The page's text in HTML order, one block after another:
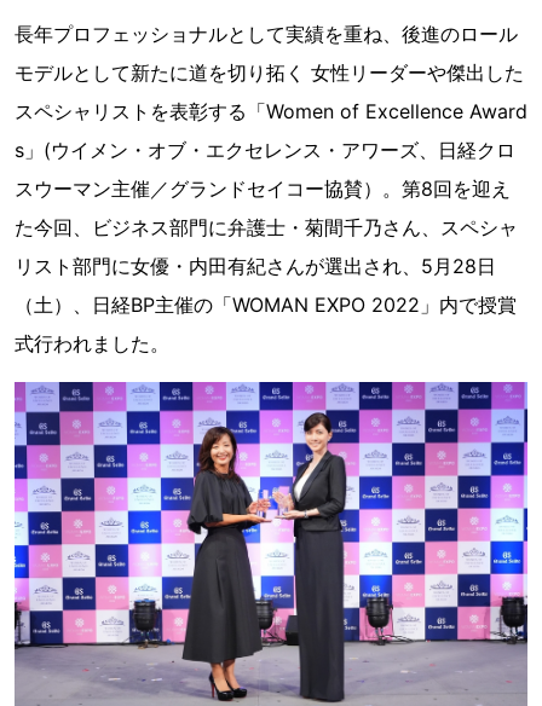
長年プロフェッショナルとして実績を重ね、後進のロール
モデルとして新たに道を切り拓く 女性リーダーや傑出した
スペシャリストを表彰する「Women of Excellence Award
s」(ウイメン・オブ・エクセレンス・アワーズ、日経クロ
スウーマン主催／グランドセイコー協賛）。第8回を迎え
た今回、ビジネス部門に弁護士・菊間千乃さん、スペシャ
リスト部門に女優・内田有紀さんが選出され、5月28日
（土）、日経BP主催の「WOMAN EXPO 2022」内で授賞
式行われました。